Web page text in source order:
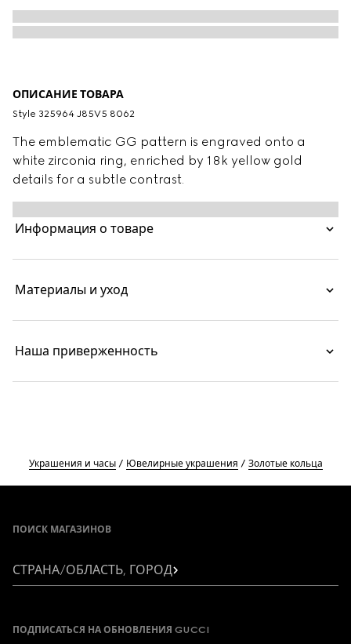
ОПИСАНИЕ ТОВАРА
Style ‎325964 J85V5 8062
The emblematic GG pattern is engraved onto a
white zirconia ring, enriched by 18k yellow gold
details for a subtle contrast.
Информация о товаре
Материалы и уход
Наша приверженность
Украшения и часы Ювелирные украшения Золотые кольца
ПОИСК МАГАЗИНОВ
СТРАНА/ОБЛАСТЬ, ГОРОД
ПОДПИСАТЬСЯ НА ОБНОВЛЕНИЯ GUCCI